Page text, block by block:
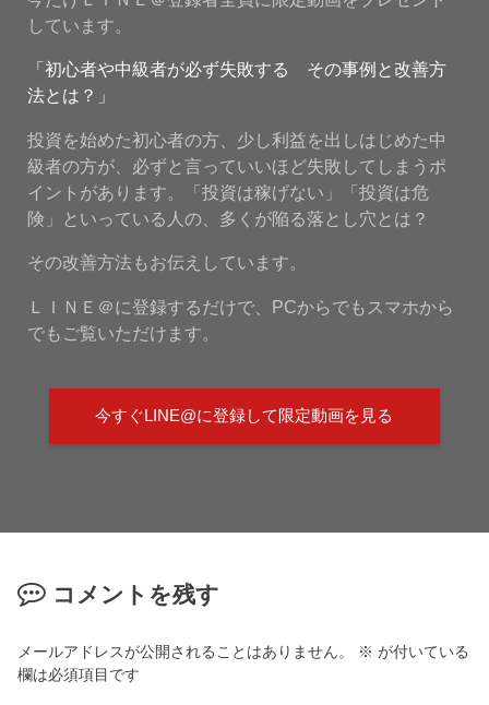
しています。
「初心者や中級者が必ず失敗する その事例と改善方
法とは？」
投資を始めた初心者の方、少し利益を出しはじめた中
級者の方が、必ずと言っていいほど失敗してしまうポ
イントがあります。「投資は稼げない」「投資は危
険」といっている人の、多くが陥る落とし穴とは？
その改善方法もお伝えしています。
ＬＩＮＥ＠に登録するだけで、PCからでもスマホから
でもご覧いただけます。
今すぐLINE@に登録して限定動画を見る
コメントを残す
メールアドレスが公開されることはありません。 ※ が付いている
欄は必須項目です